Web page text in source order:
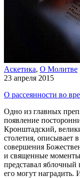
Аскетика, О Молитве
23 апреля 2015
О рассеянности во
Одно из главных
появление
Кронштадский,
столетия, описывает
совершения
и священные
представал
его могут